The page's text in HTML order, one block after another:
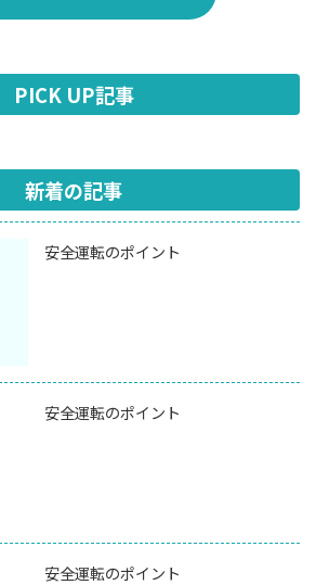
PICK UP記事
新着の記事
安全運転のポイント
安全運転のポイント
安全運転のポイント